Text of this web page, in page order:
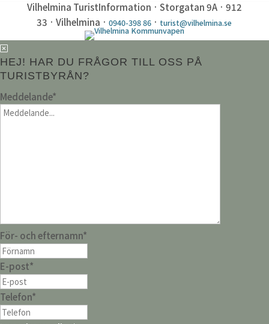
Vilhelmina TuristInformation · Storgatan 9A · 912
33 · Vilhelmina ·0940-398 86 · turist@vilhelmina.se
HEJ! HAR DU FRÅGOR TILL OSS PÅ
TURISTBYRÅN?
Meddelande*
För- och efternamn*
E-post*
Telefon*